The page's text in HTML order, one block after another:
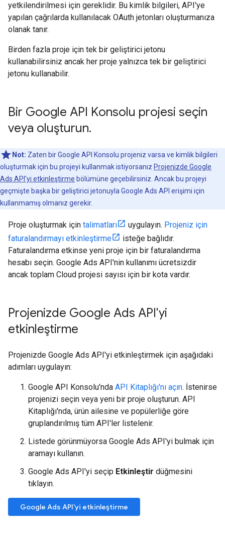
yetkilendirilmesi için gereklidir. Bu kimlik bilgileri, API'ye
yapılan çağrılarda kullanılacak OAuth jetonları oluşturmanıza
olanak tanır.
Birden fazla proje için tek bir geliştirici jetonu
kullanabilirsiniz ancak her proje yalnızca tek bir geliştirici
jetonu kullanabilir.
Bir Google API Konsolu projesi seçin
veya oluşturun.
Not: Zaten bir Google API Konsolu projeniz varsa ve kimlik bilgileri
oluşturmak için bu projeyi kullanmak istiyorsanız Projenizde Google
Ads API'yi etkinleştirme bölümüne geçebilirsiniz. Ancak bu projeyi
geçmişte başka bir geliştirici jetonuyla Google Ads API erişimi için
kullanmamış olmanız gerekir.
Proje oluşturmak için talimatları uygulayın. Projeniz için
faturalandırmayı etkinleştirme
isteğe bağlıdır.
Faturalandırma etkinse yeni proje için bir faturalandırma
hesabı seçin. Google Ads API'nin kullanımı ücretsizdir
ancak toplam Cloud projesi sayısı için bir kota vardır.
Projenizde Google Ads API'yi
etkinleştirme
Projenizde Google Ads API'yi etkinleştirmek için aşağıdaki
adımları uygulayın:
Google API Konsolu'nda API Kitaplığı'nı açın. İstenirse
projenizi seçin veya yeni bir proje oluşturun. API
Kitaplığı'nda, ürün ailesine ve popülerliğe göre
gruplandırılmış tüm API'ler listelenir.
Listede görünmüyorsa Google Ads API'yi bulmak için
aramayı kullanın.
Google Ads API'yi seçip Etkinleştir düğmesini
tıklayın.
Google Ads API'yi etkinleştirme